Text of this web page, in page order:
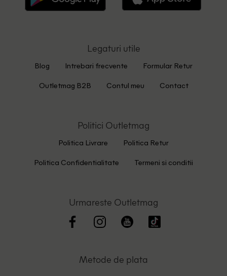
Legaturi utile
Blog Intrebari frecvente Formular Retur
Outletmag B2B Contul meu Contact
Politici Outletmag
Politica Livrare Politica Retur
Politica Confidentialitate Termeni si conditii
Urmareste Outletmag
Metode de plata